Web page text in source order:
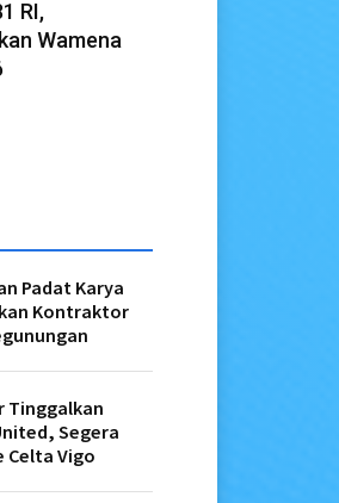
RI,
Wamena
Padat Karya
Kontraktor
Tinggalkan
Segera
Celta Vigo